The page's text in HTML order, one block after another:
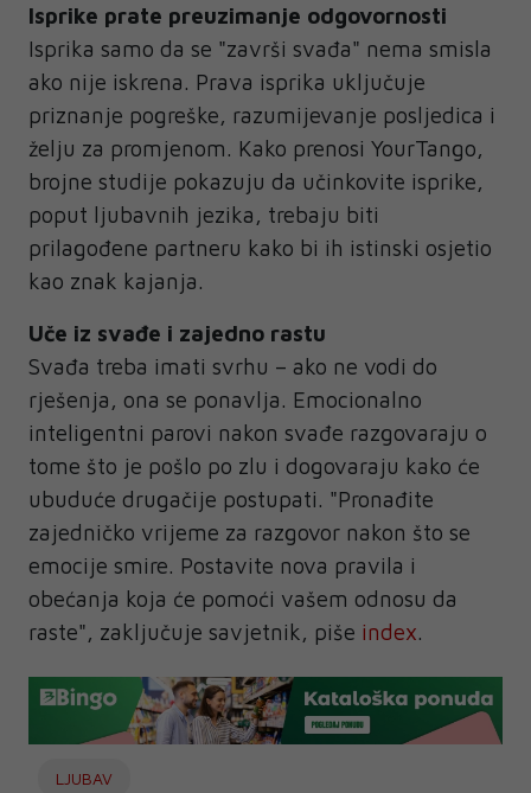
Isprike prate preuzimanje odgovornosti
Isprika samo da se "završi svađa" nema smisla
ako nije iskrena. Prava isprika uključuje
priznanje pogreške, razumijevanje posljedica i
želju za promjenom. Kako prenosi YourTango,
brojne studije pokazuju da učinkovite isprike,
poput ljubavnih jezika, trebaju biti
prilagođene partneru kako bi ih istinski osjetio
kao znak kajanja.
Uče iz svađe i zajedno rastu
Svađa treba imati svrhu – ako ne vodi do
rješenja, ona se ponavlja. Emocionalno
inteligentni parovi nakon svađe razgovaraju o
tome što je pošlo po zlu i dogovaraju kako će
ubuduće drugačije postupati. "Pronađite
zajedničko vrijeme za razgovor nakon što se
emocije smire. Postavite nova pravila i
obećanja koja će pomoći vašem odnosu da
raste", zaključuje savjetnik, piše index.
LJUBAV